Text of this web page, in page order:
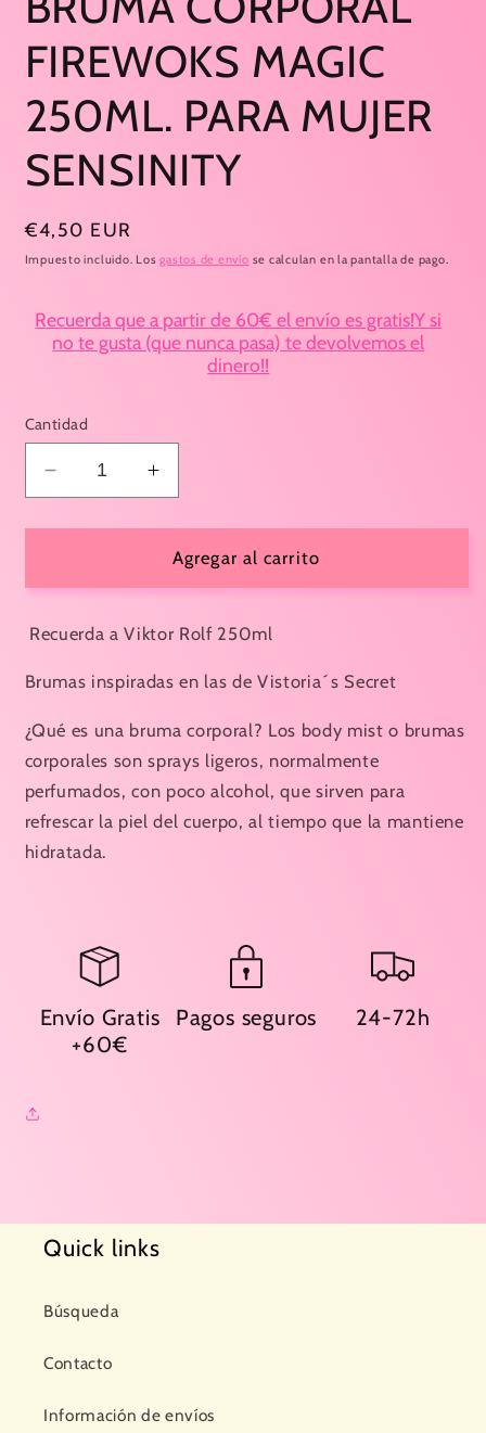
una
ventana
modal
FIREWOKS MAGIC
250ML. PARA MUJER
SENSINITY
Precio
habitual
€4,50 EUR
Impuesto incluido. Losgastos de envío se calculan en la pantalla de pago.
Recuerda que a partir de 60€ el envío es gratis!Y si
no te gusta (que nunca pasa) te devolvemos el
dinero!!
Cantidad
Reducir
cantidad
para
MAGIC
PARA
SENSINITY
Aumentar
cantidad
para
BRUMA
MAGIC
PARA
SENSINITY
Agregar al carrito
Recuerda aViktor Rolf 250ml
Brumas inspiradas en las de Vistoria´s Secret
¿Qué es una bruma corporal? Los body mist o brumas
corporales son sprays ligeros, normalmente
perfumados, con poco alcohol, que sirven para
refrescar la piel del cuerpo, al tiempo que la mantiene
hidratada.
Envío Gratis
+60€
Pagos seguros 24-72h
Quick links
Búsqueda
Contacto
Información de envíos